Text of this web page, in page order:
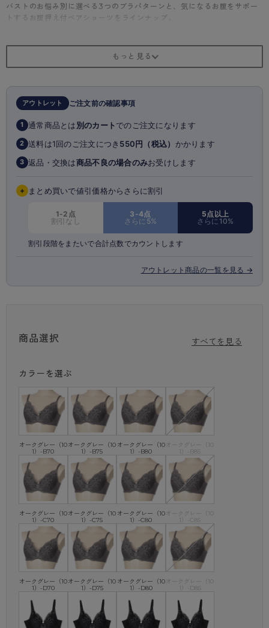
バストのお悩み別に選べる3つのブラパターンと、気になるお腹をサポー
トするお腹押え付ペアショーツをラインナップ。
・お悩み2：バストが 横に広がる
【お悩み3】位置が下がった
＜バストの下垂が気になる方に＞
・リフトアップパネルで脇流れをケアして整える
・脇高ヘム仕様で脇肉をフラットに整える
・バックはUライン設計で背中スッキリ
・ソフトワイヤーで安定感のある付け心地
※商品画像はできる限り実物の色に近づけるよう調整しておりますが、
と色味が異なる
アウトレット ご注文前の確認事項
1 通常商品とは別のカートでのご注文になります
2 送料は1回のご注文につき 550円（税込） かかります
3 返品・交換は商品不良の場合のみお受けします
+ まとめ買いで値引価格からさらに割引
1-2点
割引なし
3-4点
さらに5%
5点以上
さらに10%
割引段階をまたいで合計点数でカウントします
アウトレット商品の一覧を見る →
商品選択 すべてを見る
カラーを選ぶ
オークグレー（10
1）-B70
オークグレー（10
1）-B75
オークグレー（10
1）-B80
オークグレー（10
1）-B85
オークグレー（10
1）-C70
オークグレー（10
1）-C75
オークグレー（10
1）-C80
オークグレー（10
1）-C85
オークグレー（10
1）-D70
オークグレー（10
1）-D75
オークグレー（10
1）-D80
オークグレー（10
1）-D85